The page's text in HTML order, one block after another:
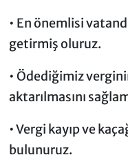
• En önemlisi
getirmiş oluruz.
• Ödediğimiz
aktarılmasını
• Vergi kayıp ve
bulunuruz.